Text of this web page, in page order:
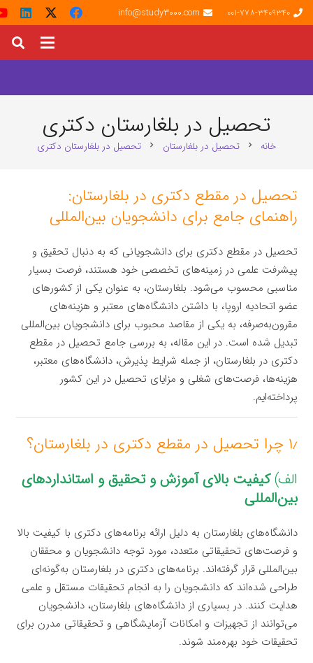
001-778-3409340
info@study3000.com
تحصیل در بلغارستان دکتری
خانه chevron_right تحصیل در بلغارستان chevron_right تحصیل در بلغارستان دکتری
تحصیل در مقطع دکتری در بلغارستان:
راهنمای جامع برای دانشجویان بین‌المللی
تحصیل در مقطع دکتری برای دانشجویانی که به دنبال تحقیق و
پیشرفت علمی در زمینه‌های تخصصی خود هستند، فرصت بسیار
مناسبی محسوب می‌شود. بلغارستان، به عنوان یکی از کشورهای
عضو اتحادیه اروپا، با داشتن دانشگاه‌های معتبر و هزینه‌های
مقرون‌به‌صرفه، به یکی از مقاصد محبوب برای دانشجویان بین‌المللی
تبدیل شده است. در این مقاله، به بررسی جامع تحصیل در مقطع
دکتری در بلغارستان، از جمله شرایط پذیرش، دانشگاه‌های معتبر،
هزینه‌ها، فرصت‌های شغلی و مزایای تحصیل در این کشور
پرداخته‌ایم.
۱٫ چرا تحصیل در مقطع دکتری در بلغارستان؟
الف)کیفیت بالای آموزش و تحقیق و استانداردهای
بین‌المللی
دانشگاه‌های بلغارستان به دلیل ارائه برنامه‌های دکتری با کیفیت بالا
و فرصت‌های تحقیقاتی متعدد، مورد توجه دانشجویان و محققان
بین‌المللی قرار گرفته‌اند. برنامه‌های دکتری در بلغارستان به‌گونه‌ای
طراحی شده‌اند که دانشجویان را به انجام تحقیقات مستقل و علمی
هدایت کنند. در بسیاری از دانشگاه‌های بلغارستان، دانشجویان
می‌توانند از تجهیزات و امکانات آزمایشگاهی و تحقیقاتی مدرن برای
تحقیقات خود بهره‌مند شوند.